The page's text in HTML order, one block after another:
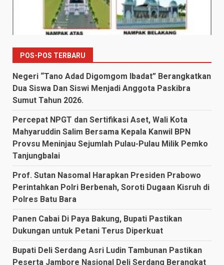
POS-POS TERBARU
Negeri “Tano Adad Digomgom Ibadat” Berangkatkan
Dua Siswa Dan Siswi Menjadi Anggota Paskibra
Sumut Tahun 2026.
Percepat NPGT dan Sertifikasi Aset, Wali Kota
Mahyaruddin Salim Bersama Kepala Kanwil BPN
Provsu Meninjau Sejumlah Pulau-Pulau Milik Pemko
Tanjungbalai
Prof. Sutan Nasomal Harapkan Presiden Prabowo
Perintahkan Polri Berbenah, Soroti Dugaan Kisruh di
Polres Batu Bara
Panen Cabai Di Paya Bakung, Bupati Pastikan
Dukungan untuk Petani Terus Diperkuat
Bupati Deli Serdang Asri Ludin Tambunan Pastikan
Peserta Jambore Nasional Deli Serdang Berangkat